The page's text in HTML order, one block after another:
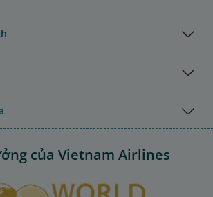
của Vietnam Airlines